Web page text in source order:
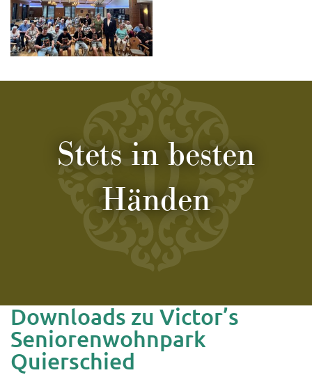
Stets in besten
Händen
Downloads zu Victor’s
Seniorenwohnpark
Quierschied